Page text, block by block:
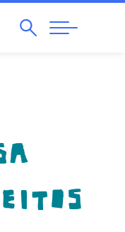
Pesquisar
Abrir
Navegação